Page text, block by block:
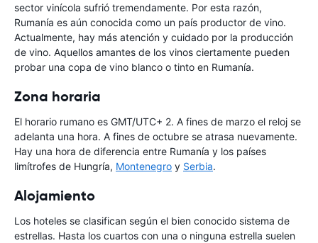
sector vinícola sufrió tremendamente. Por esta razón,
Rumanía es aún conocida como un país productor de vino.
Actualmente, hay más atención y cuidado por la producción
de vino. Aquellos amantes de los vinos ciertamente pueden
probar una copa de vino blanco o tinto en Rumanía.
Zona horaria
El horario rumano es GMT/UTC+ 2. A fines de marzo el reloj se
adelanta una hora. A fines de octubre se atrasa nuevamente.
Hay una hora de diferencia entre Rumanía y los países
limítrofes de Hungría, Montenegro y Serbia.
Alojamiento
Los hoteles se clasifican según el bien conocido sistema de
estrellas. Hasta los cuartos con una o ninguna estrella suelen